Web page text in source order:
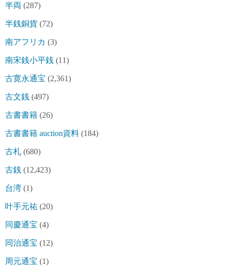
半両 (287)
半銭銅貨 (72)
南アフリカ (3)
南宋銭小平銭 (11)
古寛永通宝 (2,361)
古文銭 (497)
古書書籍 (26)
古書書籍 auction資料 (184)
古札 (680)
古銭 (12,423)
台湾 (1)
叶手元祐 (20)
同慶通宝 (4)
同治通宝 (12)
周元通宝 (1)